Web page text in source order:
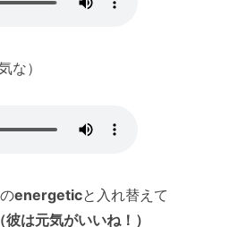
な）
energeticと入れ替えて
は元気がいいね！）